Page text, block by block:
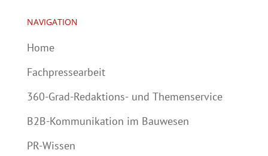
NAVIGATION
Home
Fachpressearbeit
360-Grad-Redaktions- und Themenservice
B2B-Kommunikation im Bauwesen
PR-Wissen